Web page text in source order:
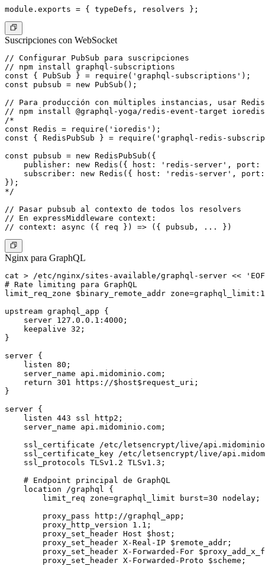
Suscripciones con WebSocket
// Configurar PubSub para suscripciones
// npm install graphql-subscriptions
const { PubSub } = require('graphql-subscriptions');
const pubsub = new PubSub();
// Para producción con múltiples instancias, usar Redis
// npm install @graphql-yoga/redis-event-target ioredis
/*
const Redis = require('ioredis');
const { RedisPubSub } = require('graphql-redis-
const pubsub = new RedisPubSub({
publisher: new Redis({ host: 'redis-server', port:
subscriber: new Redis({ host: 'redis-server',
});
*/
// Pasar pubsub al contexto de todos los resolvers
// En expressMiddleware context:
Nginx para GraphQL
cat > /etc/nginx/sites-available/graphql-server <<
# Rate limiting para GraphQL
limit_req_zone $binary_remote_addr
upstream graphql_app {
    server 127.0.0.1:4000;
    keepalive 32;
}
server {
    listen 80;
    server_name api.midominio.com;
    return 301 https://$host$request_uri;
}
server {
    listen 443 ssl http2;
    server_name api.midominio.com;
ssl_certificate /etc/letsencrypt/live/
ssl_certificate_key /etc/letsencrypt/live/
    ssl_protocols TLSv1.2 TLSv1.3;
    # Endpoint principal de GraphQL
    location /graphql {
        limit_req zone=graphql_limit burst=30 nodelay;
        proxy_pass http://graphql_app;
        proxy_http_version 1.1;
        proxy_set_header Host $host;
        proxy_set_header X-Real-IP $remote_addr;
proxy_set_header X-Forwarded-For
        proxy_set_header X-Forwarded-Proto $scheme;